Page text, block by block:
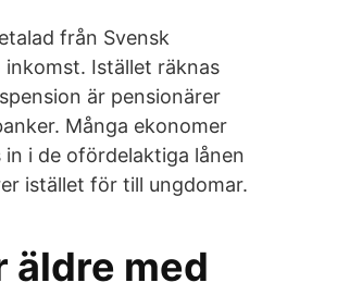
från Svensk
Istället räknas
är pensionärer
Många ekonomer
i de ofördelaktiga lånen
istället för till ungdomar.
äldre med